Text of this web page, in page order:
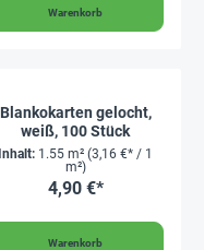
Warenkorb
Blankokarten gelocht,
weiß, 100 Stück
Inhalt: 1.55 m² (3,16 €* / 1
m²)
4,90 €*
Warenkorb